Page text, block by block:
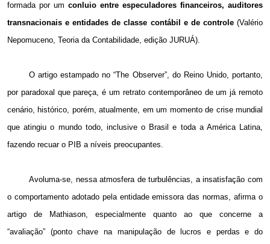
formada por um conluio entre especuladores financeiros, auditores
transnacionais e entidades de classe contábil e de controle(Valério
Nepomuceno, Teoria da Contabilidade, edição JURUÁ).
O artigo estampado no “The Observer”, do Reino Unido, portanto,
por paradoxal que pareça, é um retrato contemporâneo de um já remoto
cenário, histórico, porém, atualmente, em um momento de crise mundial
que atingiu o mundo todo, inclusive o Brasil e toda a América Latina,
fazendo recuar o PIB a níveis preocupantes.
Avoluma-se, nessa atmosfera de turbulências, a insatisfação com
o comportamento adotado pela entidade emissora das normas, afirma o
artigo de Mathiason, especialmente quanto ao que concerne a
“avaliação” (ponto chave na manipulação de lucros e perdas e do